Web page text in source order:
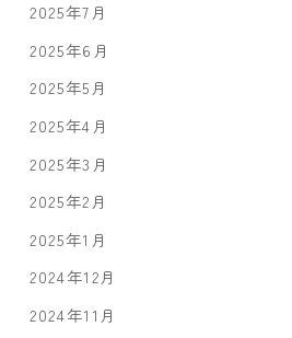
2025年7月
2025年6月
2025年5月
2025年4月
2025年3月
2025年2月
2025年1月
2024年12月
2024年11月